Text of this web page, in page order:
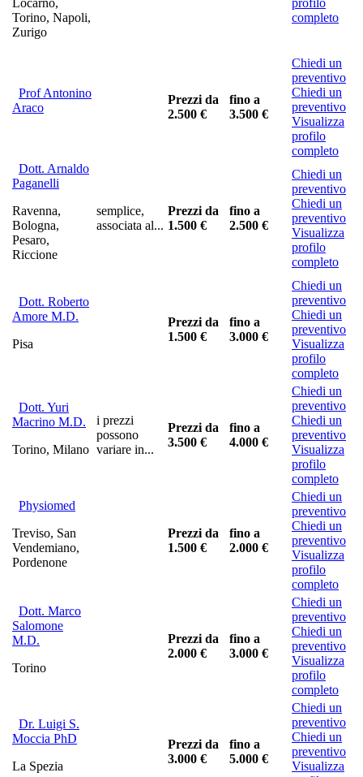
Torino, Napoli,
Zurigo
completo
Prof Antonino
Araco
Prezzi da
2.500 €
fino a
3.500 €
Chiedi un
preventivo
Chiedi un
preventivo
Visualizza
profilo
completo
Dott. Arnaldo
Paganelli
Ravenna,
Bologna,
Pesaro,
Riccione
semplice,
associata al...
Prezzi da
1.500 €
fino a
2.500 €
Chiedi un
preventivo
Chiedi un
preventivo
Visualizza
profilo
completo
Dott. Roberto
Amore M.D.
Pisa
Prezzi da
1.500 €
fino a
3.000 €
Chiedi un
preventivo
Chiedi un
preventivo
Visualizza
profilo
completo
Dott. Yuri
Macrino M.D.
Torino, Milano
i prezzi
possono
variare in...
Prezzi da
3.500 €
fino a
4.000 €
Chiedi un
preventivo
Chiedi un
preventivo
Visualizza
profilo
completo
Physiomed
Treviso, San
Vendemiano,
Pordenone
Prezzi da
1.500 €
fino a
2.000 €
Chiedi un
preventivo
Chiedi un
preventivo
Visualizza
profilo
completo
Dott. Marco
Salomone
M.D.
Torino
Prezzi da
2.000 €
fino a
3.000 €
Chiedi un
preventivo
Chiedi un
preventivo
Visualizza
profilo
completo
Dr. Luigi S.
Moccia PhD
La Spezia
Prezzi da
3.000 €
fino a
5.000 €
Chiedi un
preventivo
Chiedi un
preventivo
Visualizza